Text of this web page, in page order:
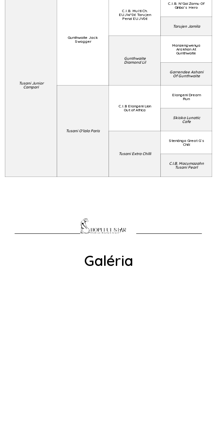
Tusani Junior
Campari
Gunthwaite Jack
Swagger
C.I.B. Multi Ch.
EUJW'06 Tarujen
Penzi EUJV06
C.I.B. N'Gai Zamu Of
Ginba's Hero
Tarujen Jamila
Gunthwaite
Diamond Lil
Manzengwenya
Arakhan At
Gunthwaite
Garrendee Ashani
Of Gunthwaite
Tusani O'lala Paris
C.I.B Elangeni Lion
Out of Africa
Elangeni Dream
Run
Skiska Lunatic
Cafe
Tusani Extra Chilli
Stenänga Great G`s
Chili
C.I.B. Macumazahn
Tusani Pearl
Galéria